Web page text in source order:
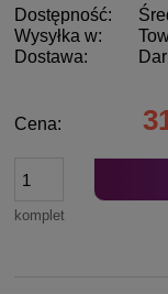
Dostępność:
Wysyłka w:
Dostawa:
Cena nie zawiera
Cena:
komplet